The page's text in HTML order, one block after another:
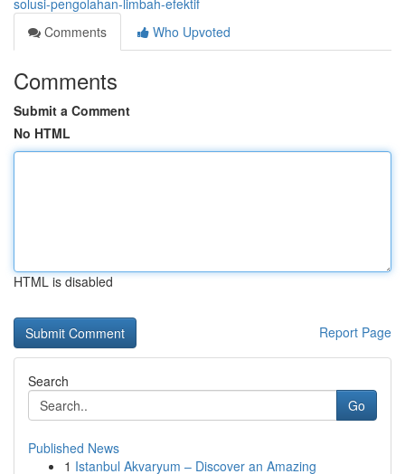
solusi-pengolahan-limbah-efektif
Comments
Who Upvoted
Comments
Submit a Comment
No HTML
HTML is disabled
Report Page
Search
Go
Published News
1 Istanbul Akvaryum – Discover an Amazing